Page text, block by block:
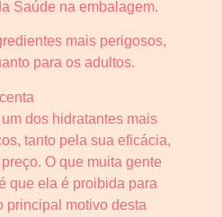
Saúde na embalagem.
mais perigosos,
para os adultos.
dos hidratantes mais
tanto pela sua eficácia,
O que muita gente
que ela é proibida para
principal motivo desta